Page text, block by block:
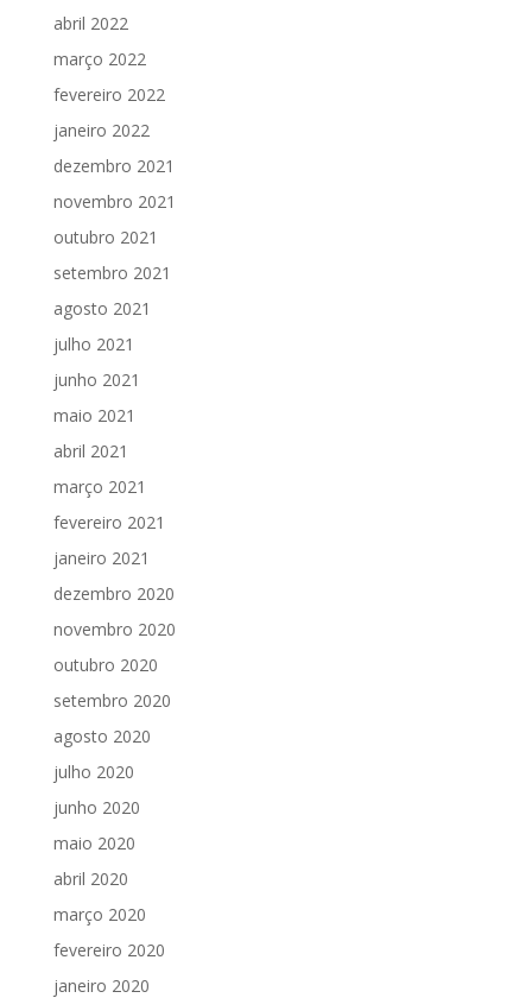
abril 2022
março 2022
fevereiro 2022
janeiro 2022
dezembro 2021
novembro 2021
outubro 2021
setembro 2021
agosto 2021
julho 2021
junho 2021
maio 2021
abril 2021
março 2021
fevereiro 2021
janeiro 2021
dezembro 2020
novembro 2020
outubro 2020
setembro 2020
agosto 2020
julho 2020
junho 2020
maio 2020
abril 2020
março 2020
fevereiro 2020
janeiro 2020